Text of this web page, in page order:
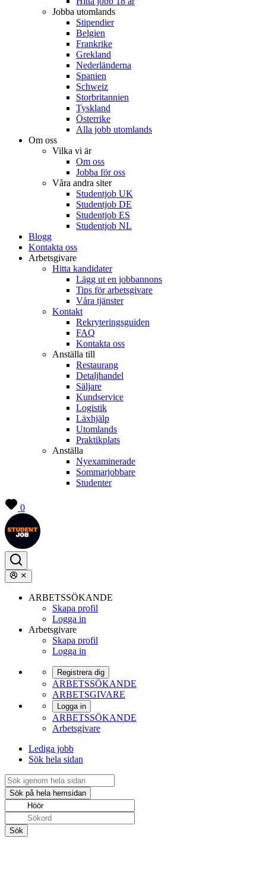
Jobba utomlands
Stipendier
Belgien
Frankrike
Grekland
Nederländerna
Spanien
Schweiz
Storbritannien
Tyskland
Österrike
Alla jobb utomlands
Om oss
Vilka vi är
Om oss
Jobba för oss
Våra andra siter
Studentjob UK
Studentjob DE
Studentjob ES
Studentjob NL
Blogg
Kontakta oss
Arbetsgivare
Hitta kandidater
Lägg ut en jobbannons
Tips för arbetsgivare
Våra tjänster
Kontakt
Rekryteringsguiden
FAQ
Kontakta oss
Anställa till
Restaurang
Detaljhandel
Säljare
Kundservice
Logistik
Läxhjälp
Utomlands
Praktikplats
Anställa
Nyexaminerade
Sommarjobbare
Studenter
0
ARBETSSÖKANDE
Skapa profil
Logga in
Arbetsgivare
Skapa profil
Logga in
Registrera dig
ARBETSSÖKANDE
ARBETSGIVARE
Logga in
ARBETSSÖKANDE
Arbetsgivare
Lediga jobb
Sök hela sidan